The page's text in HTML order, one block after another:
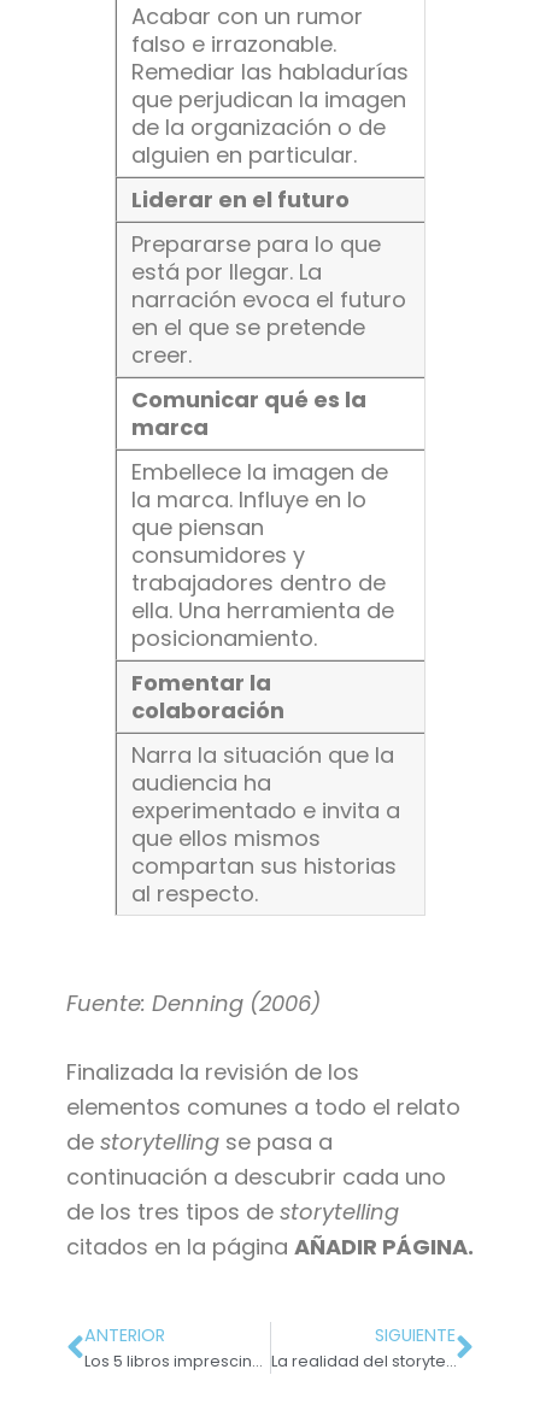
Acabar con un rumor
falso e irrazonable.
Remediar las habladurías
que perjudican la imagen
de la organización o de
alguien en particular.
Liderar en el futuro
Prepararse para lo que
está por llegar. La
narración evoca el futuro
en el que se pretende
creer.
Comunicar qué es la
marca
Embellece la imagen de
la marca. Influye en lo
que piensan
consumidores y
trabajadores dentro de
ella. Una herramienta de
posicionamiento.
Fomentar la
colaboración
Narra la situación que la
audiencia ha
experimentado e invita a
que ellos mismos
compartan sus historias
al respecto.
Fuente: Denning (2006)
Finalizada la revisión de los
elementos comunes a todo el relato
de storytellingse pasa a
continuación a descubrir cada uno
de los tres tipos de storytelling
citados en la página AÑADIR PÁGINA.
ANTERIOR
Los 5 libros imprescindibles para aprender copywriting
SIGUIENTE
La realidad del storytelling que no te cuentan